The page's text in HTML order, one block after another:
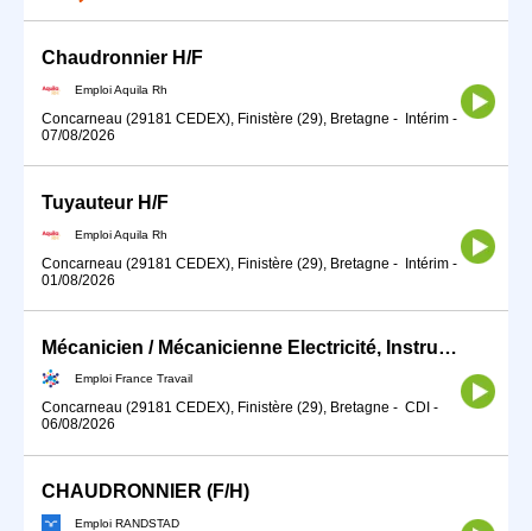
Chaudronnier H/F
Emploi Aquila Rh
Concarneau (29181 CEDEX), Finistère (29), Bretagne - Intérim -
07/08/2026
Tuyauteur H/F
Emploi Aquila Rh
Concarneau (29181 CEDEX), Finistère (29), Bretagne - Intérim -
01/08/2026
Mécanicien / Mécanicienne Electricité, Instrument de bord, Radio (H/F)
Emploi France Travail
Concarneau (29181 CEDEX), Finistère (29), Bretagne - CDI -
06/08/2026
CHAUDRONNIER (F/H)
Emploi RANDSTAD